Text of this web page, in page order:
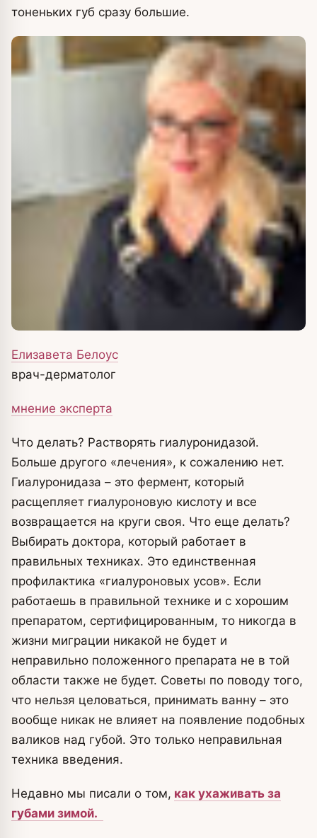
тоненьких губ сразу большие.
Елизавета Белоус
врач-дерматолог
мнение эксперта
Что делать? Растворять гиалуронидазой.
Больше другого «лечения», к сожалению нет.
Гиалуронидаза – это фермент, который
расщепляет гиалуроновую кислоту и все
возвращается на круги своя. Что еще делать?
Выбирать доктора, который работает в
правильных техниках. Это единственная
профилактика «гиалуроновых усов». Если
работаешь в правильной технике и с хорошим
препаратом, сертифицированным, то никогда в
жизни миграции никакой не будет и
неправильно положенного препарата не в той
области также не будет. Советы по поводу того,
что нельзя целоваться, принимать ванну – это
вообще никак не влияет на появление подобных
валиков над губой. Это только неправильная
техника введения.
Недавно мы писали о том, как ухаживать за
губами зимой.